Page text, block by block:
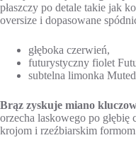
płaszczy po detale takie jak
oversize i dopasowane
głęboka czerwień,
futurystyczny fiolet
subtelna limonka
Brąz zyskuje miano
orzecha laskowego po
krojom i rzeźbiarskim